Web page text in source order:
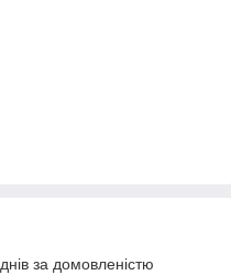
за домовленістю